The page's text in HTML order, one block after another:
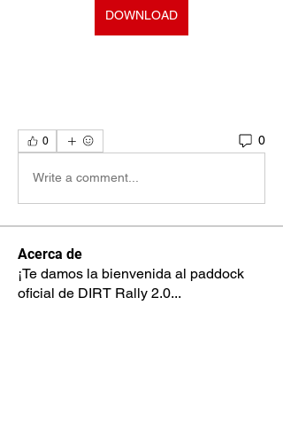
DOWNLOAD
0 0
Write a comment...
Acerca de
¡Te damos la bienvenida al paddock
oficial de DIRT Rally 2.0...